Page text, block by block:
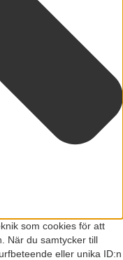
som cookies för att
När du samtycker till
eller unika ID:n